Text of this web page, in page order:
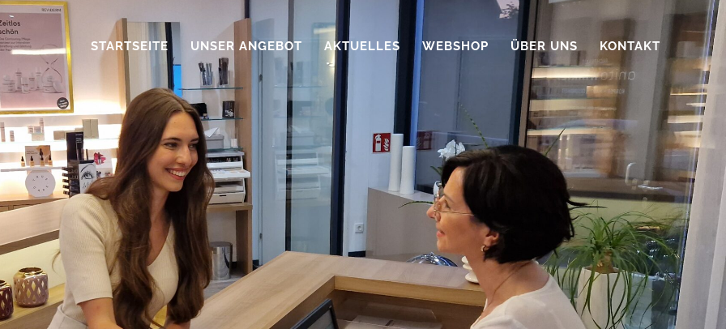
STARTSEITE UNSER ANGEBOT AKTUELLES WEBSHOP ÜBER UNS KONTAKT